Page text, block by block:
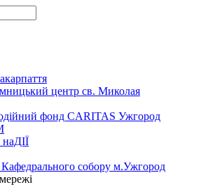
центр св. Миколая
фонд CARITAS Ужгород
Кафедрального собору м.Ужгород